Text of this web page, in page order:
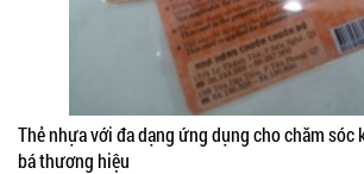
Thẻ nhựa với đa dạng ứng dụng cho chăm sóc
bá thương hiệu